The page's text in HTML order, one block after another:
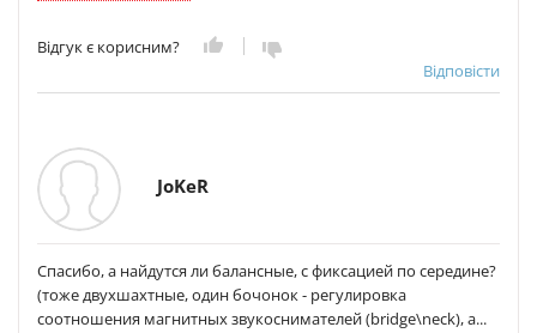
Відгук є корисним?
Відповісти
JoKeR
Спасибо, а найдутся ли балансные, с фиксацией по середине?
(тоже двухшахтные, один бочонок - регулировка
соотношения магнитных звукоснимателей (bridge\neck), а...